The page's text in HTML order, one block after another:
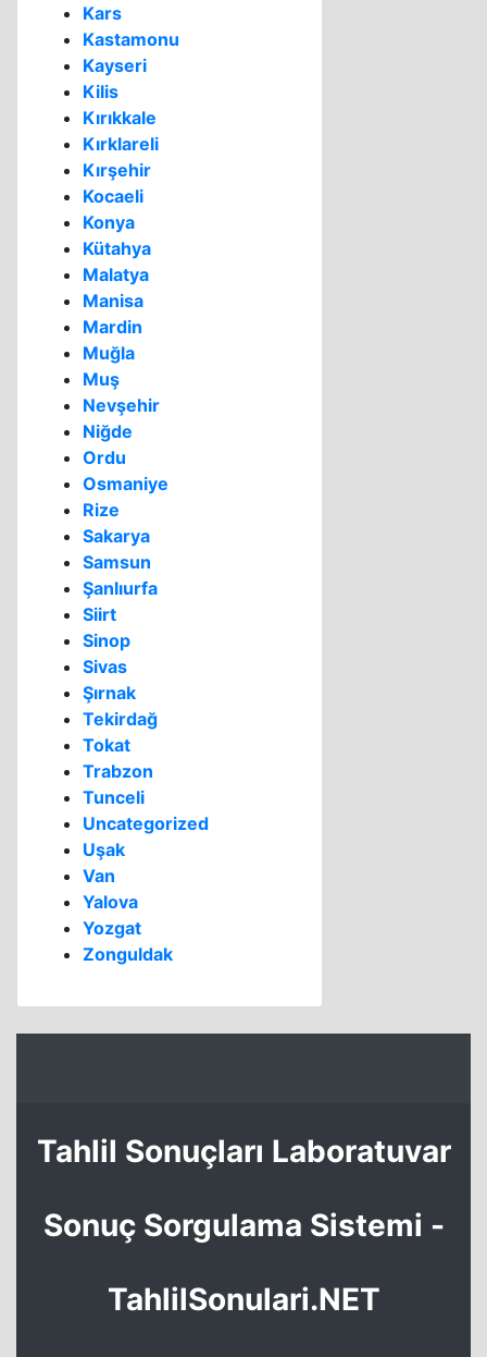
Kars
Kastamonu
Kayseri
Kilis
Kırıkkale
Kırklareli
Kırşehir
Kocaeli
Konya
Kütahya
Malatya
Manisa
Mardin
Muğla
Muş
Nevşehir
Niğde
Ordu
Osmaniye
Rize
Sakarya
Samsun
Şanlıurfa
Siirt
Sinop
Sivas
Şırnak
Tekirdağ
Tokat
Trabzon
Tunceli
Uncategorized
Uşak
Van
Yalova
Yozgat
Zonguldak
Tahlil Sonuçları Laboratuvar
Sonuç Sorgulama Sistemi -
TahlilSonulari.NET